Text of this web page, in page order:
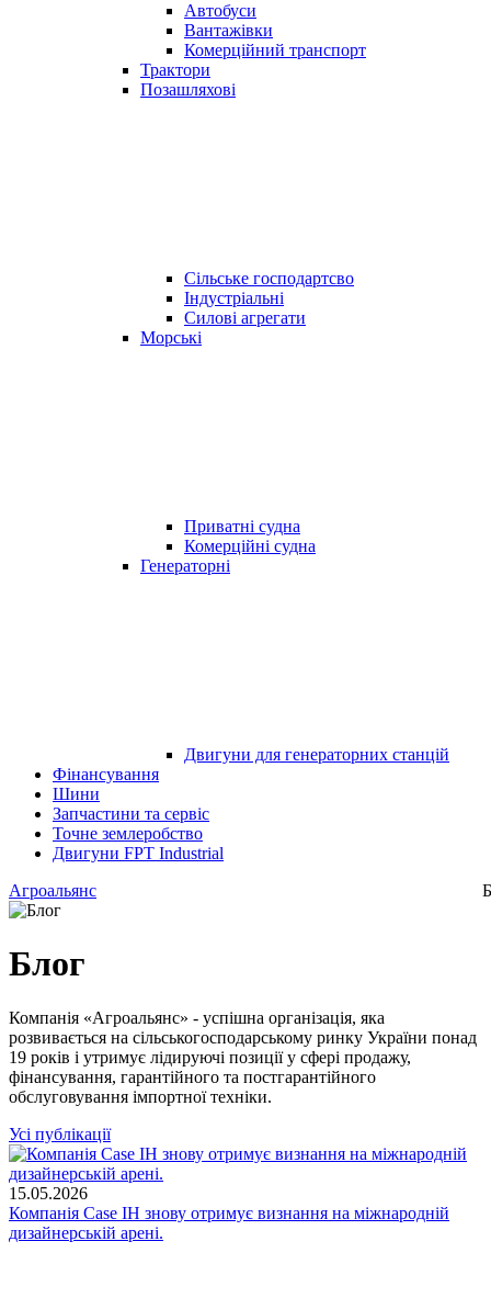
Автобуси
Вантажівки
Комерційний транспорт
Трактори
Позашляхові
Сільське господартсво
Індустріальні
Силові агрегати
Морські
Приватні судна
Комерційні судна
Генераторні
Двигуни для генераторних станцій
Фінансування
Шини
Запчастини та сервіс
Точне землеробство
Двигуни FPT Industrial
Агроальянс
Блог
Компанія «Агроальянс» - успішна організація, яка
розвивається на сільськогосподарському ринку України понад
19 років і утримує лідируючі позиції у сфері продажу,
фінансування, гарантійного та постгарантійного
обслуговування імпортної техніки.
Усі публікації
15.05.2026
Компанія Case IH знову отримує визнання на міжнародній
дизайнерській арені.